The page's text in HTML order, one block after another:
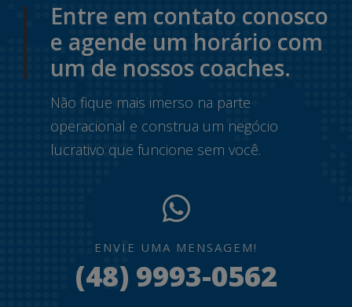
Entre em contato conosco
e agende um horário com
um de nossos coaches.
Não fique mais imerso na parte
operacional e construa um negócio
lucrativo que funcione sem você.
ENVIE UMA MENSAGEM!
(48) 9993-0562